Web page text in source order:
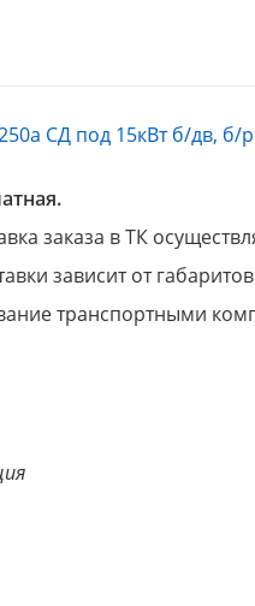
СД под 15кВт б/дв, б/р
заказа в ТК
зависит от
транспортными